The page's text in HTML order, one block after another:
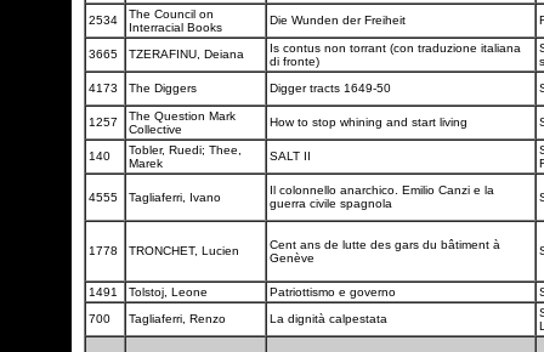
2534
The Council on
Interracial Books
Die Wunden der Freiheit
3665 TZERAFINU, Deiana
Is contus non torrant (con traduzione italiana
di fronte)
4173
The Diggers Digger tracts 1649-50
1257
The Question Mark
Collective
How to stop whining and start living
140
Tobler, Ruedi; Thee,
Marek
SALT II
4555 Tagliaferri, Ivano
Il colonnello anarchico. Emilio Canzi e la
guerra civile spagnola
1778 TRONCHET, Lucien
Cent ans de lutte des gars du bâtiment à
Genève
1491 Tolstoj, Leone Patriottismo e governo
700
Tagliaferri, Renzo La dignità calpestata